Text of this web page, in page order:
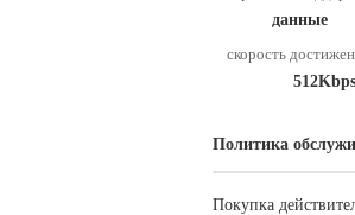
данные
скорость
512Kbps
Политика
Покупка